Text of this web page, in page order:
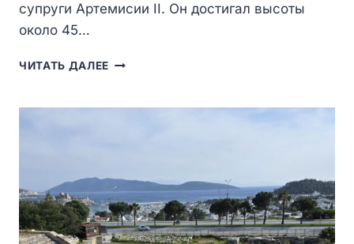
супруги Артемисии II. Он достигал высоты
около 45…
ЧИТАТЬ ДАЛЕЕ МАВЗОЛЕЙ
—
ЧУДЕС
СВЕТА